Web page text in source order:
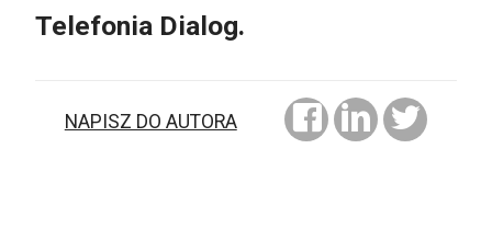
Telefonia Dialog.
NAPISZ DO AUTORA